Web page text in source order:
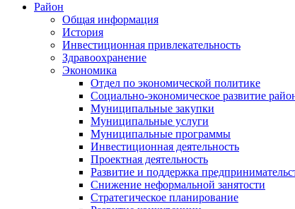
Район
Общая информация
История
Инвестиционная привлекательность
Здравоохранение
Экономика
Отдел по экономической политике
Социально-экономическое развитие
Муниципальные закупки
Муниципальные услуги
Муниципальные программы
Инвестиционная деятельность
Проектная деятельность
Развитие и поддержка
Снижение неформальной занятости
Стратегическое планирование